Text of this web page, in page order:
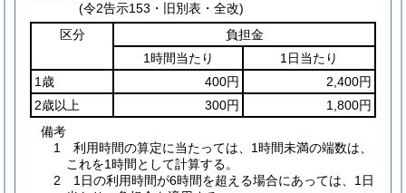
(令2告示153・旧別表・全改)
区分
負担金
1時間当たり
1日当たり
1歳
400円
2,400円
2歳以上
300円
1,800円
備考
1 利用時間の算定に当たっては、1時間未満の端数は、
これを1時間として計算する。
2 1日の利用時間が6時間を超える場合にあっては、1日